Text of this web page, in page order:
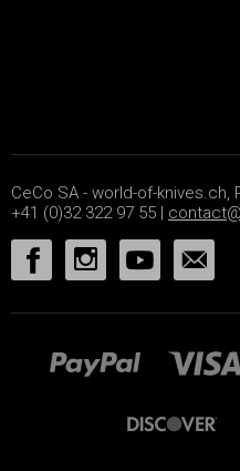
CeCo SA - world-of-knives.ch,
+41 (0)32 322 97 55 |